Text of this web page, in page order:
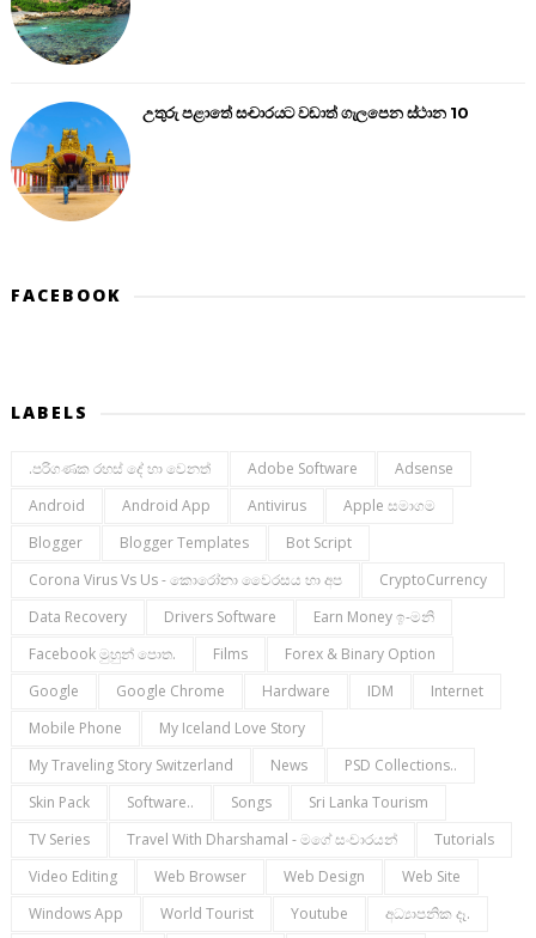
උතුරු පළාතේ සංචාරයට වඩාත් ගැලපෙන ස්ථාන 10
FACEBOOK
LABELS
.පරිගණක රහස් දේ හා වෙනත් Adobe Software
Adsense
Android
Android App Antivirus
Apple සමාගම
Blogger
Blogger Templates
Bot Script
Corona Virus Vs Us - කොරෝනා වෛරසය හා අප
CryptoCurrency
Data Recovery
Drivers Software
Earn Money ඉ-මනි
Facebook මුහුන් පොත.
Films
Forex & Binary Option
Google
Google Chrome Hardware IDM
Internet
Mobile Phone
My Iceland Love Story
My Traveling Story Switzerland
News
PSD Collections..
Skin Pack
Software.. Songs
Sri Lanka Tourism
TV Series
Travel With Dharshamal - මගේ සංචාරයන්
Tutorials
Video Editing
Web Browser Web Design
Web Site
Windows App
World Tourist Youtube
අධ්‍යාපනික දෑ.